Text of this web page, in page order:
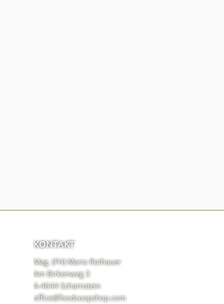
KONTAKT
Mag. (FH) Mario Rothauer
Am Birkenweg 3
A-4644 Scharnstein
office@foodcoopshop.com